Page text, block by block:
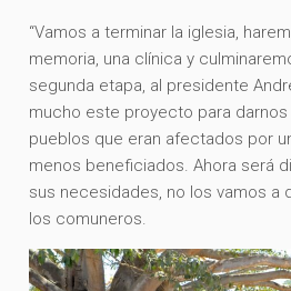
“Vamos a terminar la iglesia,
memoria, una clínica y
segunda etapa, al presidente
mucho este proyecto para
pueblos que eran afectados por
menos beneficiados. Ahora será
sus necesidades, no los vamos a
los comuneros.